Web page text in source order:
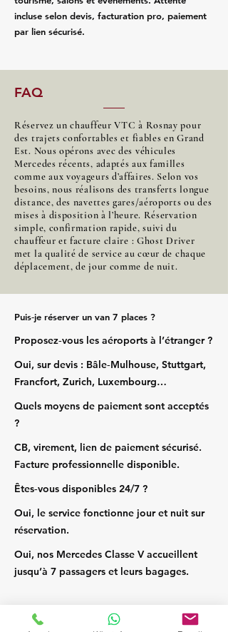
incluse selon devis, facturation pro, paiement
par lien sécurisé.
FAQ
Réservez un chauffeur VTC à Rosnay pour
des trajets confortables et fiables en Grand
Est. Nous opérons avec des véhicules
Mercedes récents, adaptés aux familles
comme aux voyageurs d’affaires. Selon vos
besoins, nous réalisons des transferts longue
distance, des navettes gares/aéroports ou des
mises à disposition à l’heure. Réservation
simple, confirmation rapide, suivi du
chauffeur et facture claire : Ghost Driver
met la qualité de service au cœur de chaque
déplacement, de jour comme de nuit.
Puis‑je réserver un van 7 places ?
Proposez‑vous les aéroports à l’étranger ?
Oui, sur devis : Bâle‑Mulhouse, Stuttgart,
Francfort, Zurich, Luxembourg…
Quels moyens de paiement sont acceptés
?
CB, virement, lien de paiement sécurisé.
Facture professionnelle disponible.
Êtes‑vous disponibles 24/7 ?
Oui, le service fonctionne jour et nuit sur
réservation.
Oui, nos Mercedes Classe V accueillent
jusqu’à 7 passagers et leurs bagages.